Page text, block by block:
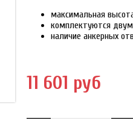
максимальная
комплектуются
наличие анкерных
11 601 руб